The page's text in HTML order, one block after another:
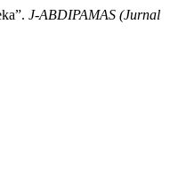
J-ABDIPAMAS (Jurnal